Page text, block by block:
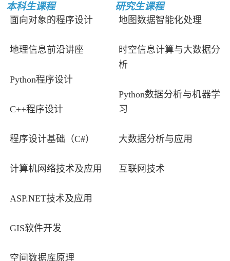
本科生课程 研究生课程
面向对象的程序设计
地理信息前沿讲座
Python程序设计
C++程序设计
程序设计基础（C#）
计算机网络技术及应用
ASP.NET技术及应用
GIS软件开发
空间数据库原理
地图数据智能化处理
时空信息计算与大数据分
析
Python数据分析与机器学
习
大数据分析与应用
互联网技术